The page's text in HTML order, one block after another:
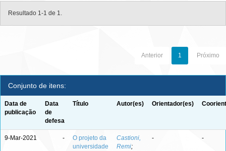
Resultado 1-1 de 1.
Anterior 1 Próximo
Conjunto de itens:
Data de
publicação
Data
de
defesa
Título Autor(es) Orientador(es)
9-Mar-2021 -
O projeto da
universidade
Castioni,
Remi;
- -